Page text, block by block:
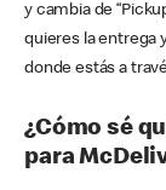
y cambia de
quieres la entrega
donde estás a
¿Cómo sé
para